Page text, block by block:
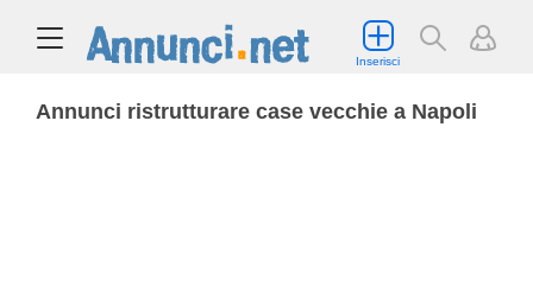
Inserisci
Annunci ristrutturare case vecchie a Napoli